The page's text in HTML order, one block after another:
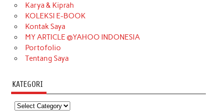
Karya & Kiprah
KOLEKSI E-BOOK
Kontak Saya
MY ARTICLE @YAHOO INDONESIA
Portofolio
Tentang Saya
KATEGORI
Kategori